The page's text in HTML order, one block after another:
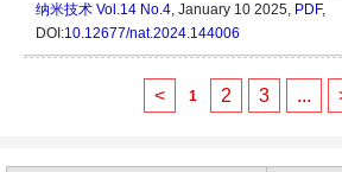
纳米技术 Vol.14 No.4, January 10 2025, PDF,
DOI:10.12677/nat.2024.144006
< 1 2 3 ...